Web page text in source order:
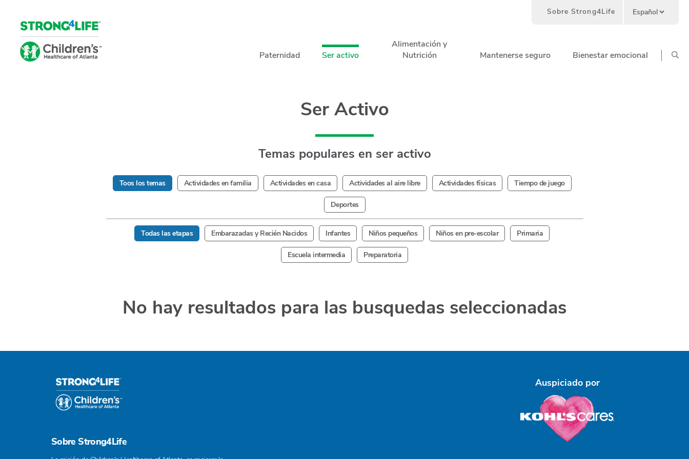
Paternidad Ser activo
Alimentación y
Nutrición
Mantenerse seguro Bienestar emocional
Sobre Strong4Life
Ser Activo
Temas populares en ser activo
Toos los temas Actividades en familia Actividades en casa Actividades al aire libre Actividades físicas Tiempo de juego
Deportes
Todas las etapas Embarazadas y Recién Nacidos Infantes Niños pequeños Niños en pre-escolar Primaria
Escuela intermedia Preparatoria
No hay resultados para las busquedas seleccionadas
Sobre Strong4Life
Auspiciado por